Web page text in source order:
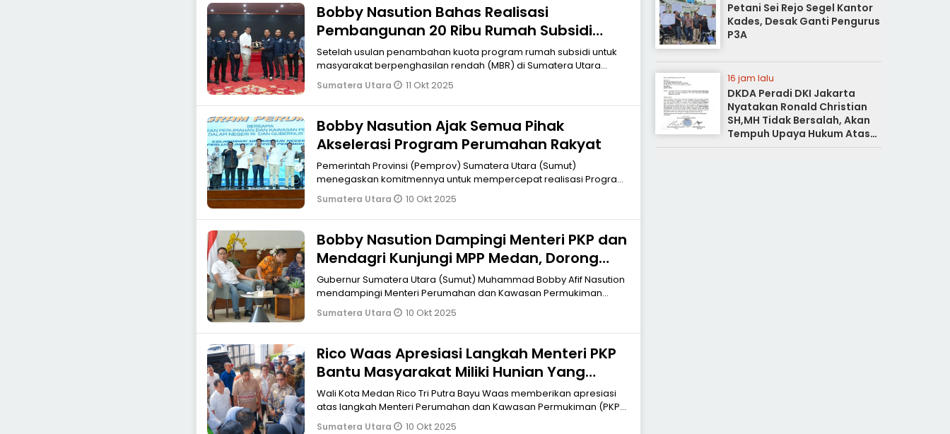
Bobby Nasution Bahas Realisasi
Pembangunan 20 Ribu Rumah Subsidi
Bersama Pengembang
Setelah usulan penambahan kuota program rumah subsidi untuk
masyarakat berpenghasilan rendah (MBR) di Sumatera Utara
(Sumut) disetujui
Sumatera Utara 11 Okt 2025
Bobby Nasution Ajak Semua Pihak
Akselerasi Program Perumahan Rakyat
Pemerintah Provinsi (Pemprov) Sumatera Utara (Sumut)
menegaskan komitmennya untuk mempercepat realisasi Program
Tiga Juta Rumah dengan
Sumatera Utara 10 Okt 2025
Bobby Nasution Dampingi Menteri PKP dan
Mendagri Kunjungi MPP Medan, Dorong
Percepatan Pembangunan Perumahan
Subsidi
Gubernur Sumatera Utara (Sumut) Muhammad Bobby Afif Nasution
mendampingi Menteri Perumahan dan Kawasan Permukiman
(PKP) Maruarar Sirait
Sumatera Utara 10 Okt 2025
Rico Waas Apresiasi Langkah Menteri PKP
Bantu Masyarakat Miliki Hunian Yang
Layak
Wali Kota Medan Rico Tri Putra Bayu Waas memberikan apresiasi
atas langkah Menteri Perumahan dan Kawasan Permukiman (PKP)
yang berencana
Sumatera Utara 10 Okt 2025
Petani Sei Rejo Segel Kantor
Kades, Desak Ganti Pengurus
P3A
16 jam lalu
DKDA Peradi DKI Jakarta
Nyatakan Ronald Christian
SH,MH Tidak Bersalah, Akan
Tempuh Upaya Hukum Atas
Pemberitaan Yang Tidak